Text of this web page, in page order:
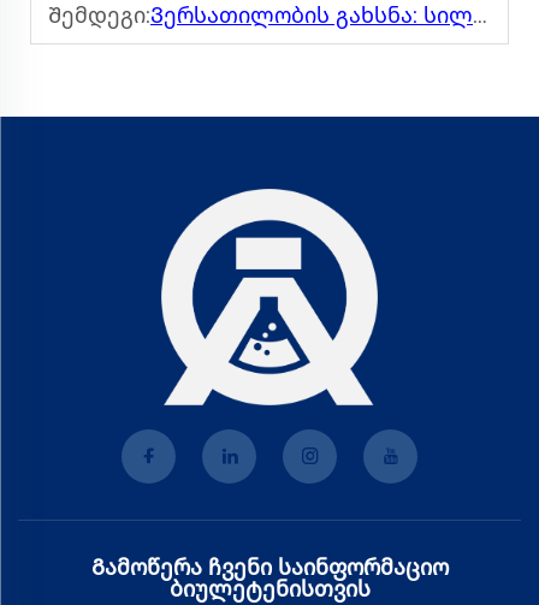
Შემდეგი:Ვერსათილობის გახსნა: სილიკონის ემულსიების ძალა ინდუსტრიაში
Გამოწერა ჩვენი საინფორმაციო
ბიულეტენისთვის